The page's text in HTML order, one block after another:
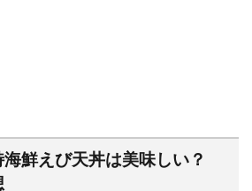
鮮えび天丼は美味しい？